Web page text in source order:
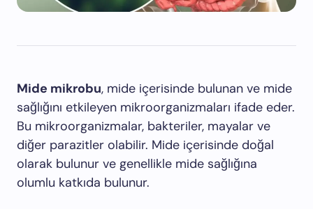
Mide mikrobu, mide içerisinde bulunan ve mide
sağlığını etkileyen mikroorganizmaları ifade eder.
Bu mikroorganizmalar, bakteriler, mayalar ve
diğer parazitler olabilir. Mide içerisinde doğal
olarak bulunur ve genellikle mide sağlığına
olumlu katkıda bulunur.